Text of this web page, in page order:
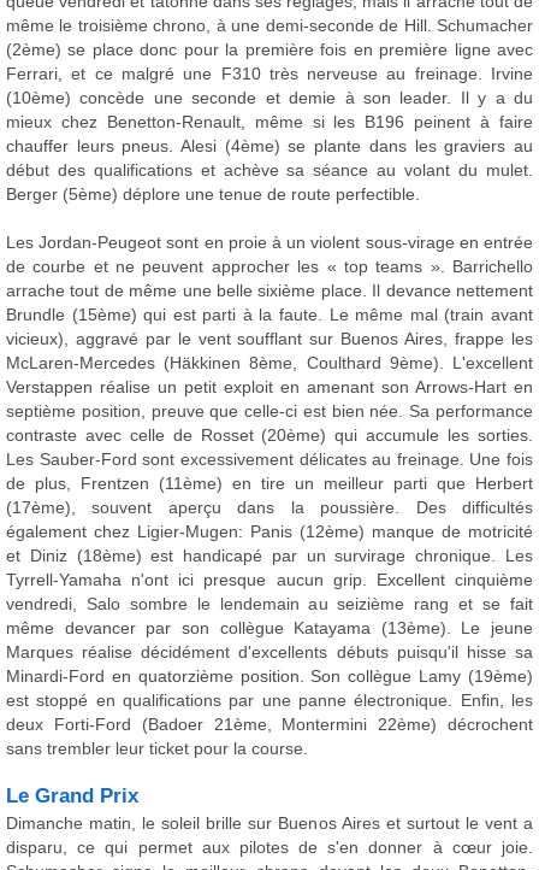
même le troisième chrono, à une demi-seconde de Hill. Schumacher
(2ème) se place donc pour la première fois en première ligne avec
Ferrari, et ce malgré une F310 très nerveuse au freinage. Irvine
(10ème) concède une seconde et demie à son leader. Il y a du
mieux chez Benetton-Renault, même si les B196 peinent à faire
chauffer leurs pneus. Alesi (4ème) se plante dans les graviers au
début des qualifications et achève sa séance au volant du mulet.
Berger (5ème) déplore une tenue de route perfectible.
Les Jordan-Peugeot sont en proie à un violent sous-virage en entrée
de courbe et ne peuvent approcher les « top teams ». Barrichello
arrache tout de même une belle sixième place. Il devance nettement
Brundle (15ème) qui est parti à la faute. Le même mal (train avant
vicieux), aggravé par le vent soufflant sur Buenos Aires, frappe les
McLaren-Mercedes (Häkkinen 8ème, Coulthard 9ème). L'excellent
Verstappen réalise un petit exploit en amenant son Arrows-Hart en
septième position, preuve que celle-ci est bien née. Sa performance
contraste avec celle de Rosset (20ème) qui accumule les sorties.
Les Sauber-Ford sont excessivement délicates au freinage. Une fois
de plus, Frentzen (11ème) en tire un meilleur parti que Herbert
(17ème), souvent aperçu dans la poussière. Des difficultés
également chez Ligier-Mugen: Panis (12ème) manque de motricité
et Diniz (18ème) est handicapé par un survirage chronique. Les
Tyrrell-Yamaha n'ont ici presque aucun grip. Excellent cinquième
vendredi, Salo sombre le lendemain au seizième rang et se fait
même devancer par son collègue Katayama (13ème). Le jeune
Marques réalise décidément d'excellents débuts puisqu'il hisse sa
Minardi-Ford en quatorzième position. Son collègue Lamy (19ème)
est stoppé en qualifications par une panne électronique. Enfin, les
deux Forti-Ford (Badoer 21ème, Montermini 22ème) décrochent
sans trembler leur ticket pour la course.
Le Grand Prix
Dimanche matin, le soleil brille sur Buenos Aires et surtout le vent a
disparu, ce qui permet aux pilotes de s'en donner à cœur joie.